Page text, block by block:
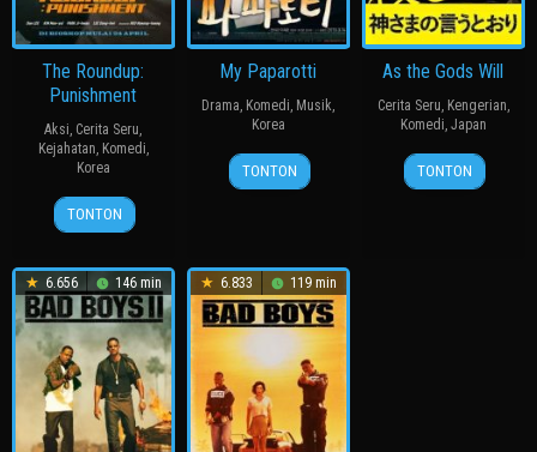
The Roundup:
Punishment
Aksi, Cerita Seru,
Kejahatan, Komedi,
Korea
24
Apr
허
명
TONTON
My Paparotti
Drama, Komedi, Musik,
Korea
14
Mar
윤
종
TONTON
As the Gods Will
Cerita Seru, Kengerian,
Komedi, Japan
15
Nov
三
池
TONTON
6.656 146 min 6.833 119 min